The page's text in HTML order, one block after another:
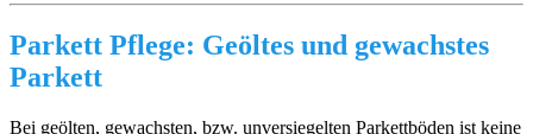
Parkett Pflege: Geöltes und gewachstes
Parkett
Bei geölten, gewachsten, bzw. unversiegelten Parkettböden ist keine